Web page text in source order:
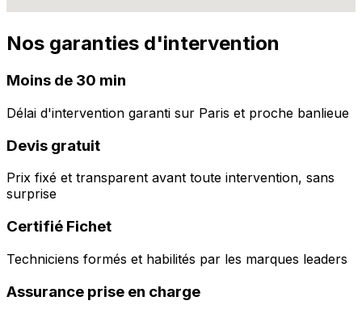
Nos garanties d'intervention
Moins de 30 min
Délai d'intervention garanti sur Paris et proche banlieue
Devis gratuit
Prix fixé et transparent avant toute intervention, sans
surprise
Certifié Fichet
Techniciens formés et habilités par les marques leaders
Assurance prise en charge